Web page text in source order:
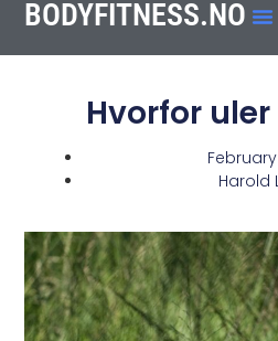
BODYFITNESS.NO
Hvorfor
February
Harold